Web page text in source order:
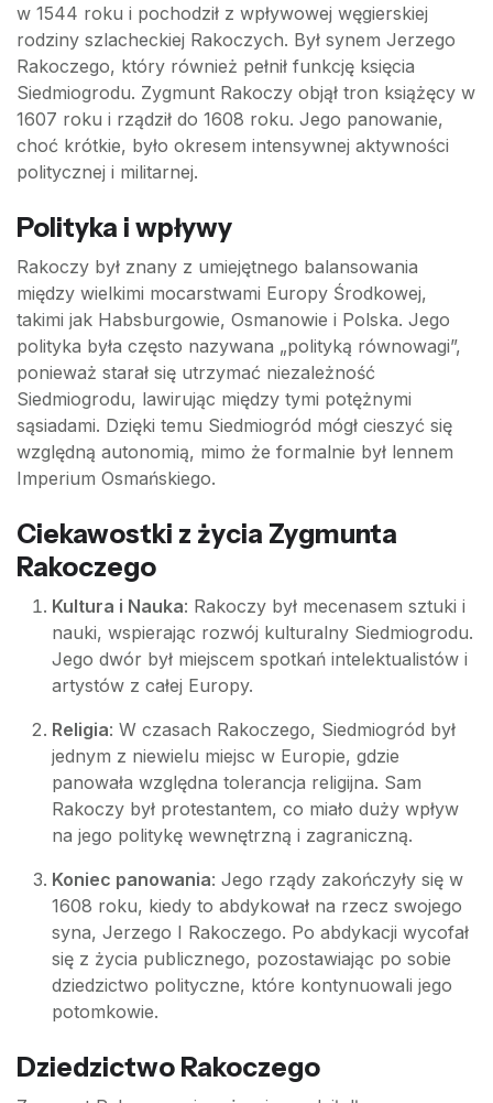
w 1544 roku i pochodził z wpływowej węgierskiej
rodziny szlacheckiej Rakoczych. Był synem Jerzego
Rakoczego, który również pełnił funkcję księcia
Siedmiogrodu. Zygmunt Rakoczy objął tron książęcy w
1607 roku i rządził do 1608 roku. Jego panowanie,
choć krótkie, było okresem intensywnej aktywności
politycznej i militarnej.
Polityka i wpływy
Rakoczy był znany z umiejętnego balansowania
między wielkimi mocarstwami Europy Środkowej,
takimi jak Habsburgowie, Osmanowie i Polska. Jego
polityka była często nazywana „polityką równowagi”,
ponieważ starał się utrzymać niezależność
Siedmiogrodu, lawirując między tymi potężnymi
sąsiadami. Dzięki temu Siedmiogród mógł cieszyć się
względną autonomią, mimo że formalnie był lennem
Imperium Osmańskiego.
Ciekawostki z życia Zygmunta
Rakoczego
Kultura i Nauka: Rakoczy był mecenasem sztuki i
nauki, wspierając rozwój kulturalny Siedmiogrodu.
Jego dwór był miejscem spotkań intelektualistów i
artystów z całej Europy.
Religia: W czasach Rakoczego, Siedmiogród był
jednym z niewielu miejsc w Europie, gdzie
panowała względna tolerancja religijna. Sam
Rakoczy był protestantem, co miało duży wpływ
na jego politykę wewnętrzną i zagraniczną.
Koniec panowania: Jego rządy zakończyły się w
1608 roku, kiedy to abdykował na rzecz swojego
syna, Jerzego I Rakoczego. Po abdykacji wycofał
się z życia publicznego, pozostawiając po sobie
dziedzictwo polityczne, które kontynuowali jego
potomkowie.
Dziedzictwo Rakoczego